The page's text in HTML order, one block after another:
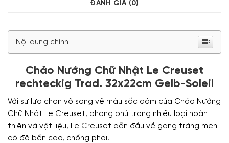
ĐÁNH GIÁ (0)
Nội dung chính
Chảo Nướng Chữ Nhật Le Creuset
rechteckig Trad. 32x22cm Gelb-Soleil
Với sự lựa chọn vô song về màu sắc đậm của Chảo Nướng
Chữ Nhật Le Creuset, phong phú trong nhiều loại hoàn
thiện và vật liệu, Le Creuset dẫn đầu về gang tráng men
có độ bền cao, chống phoi.